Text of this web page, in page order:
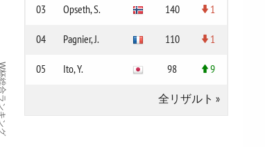
03 Opseth, S. 140 1
04 Pagnier, J. 110 1
05 Ito, Y. 98 9
全リザルト »